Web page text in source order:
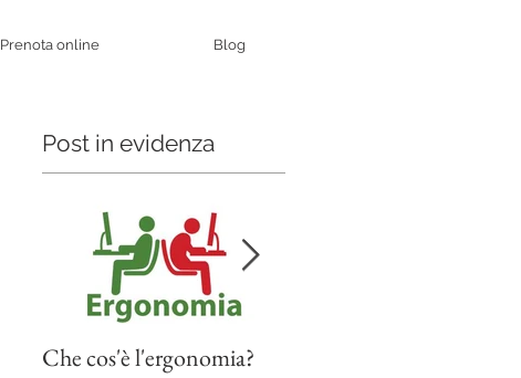
Prenota online Blog
Post in evidenza
Che cos'è l'ergonomia?